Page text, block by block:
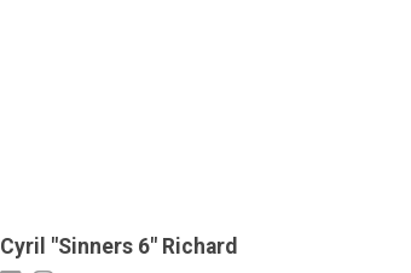
Cyril "Sinners 6" Richard